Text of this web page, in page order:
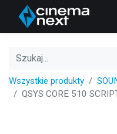
Wszystkie produkty
QSYS CORE 510